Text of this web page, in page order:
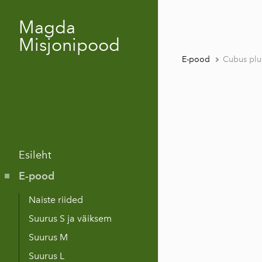
Magda
Misjonipood
Esileht
E-pood
Naiste riided
Suurus S ja väiksem
Suurus M
Suurus L
E-pood Cubus